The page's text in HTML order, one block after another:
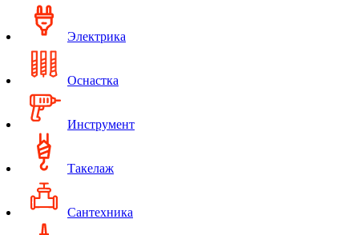
Электрика
Оснастка
Инструмент
Такелаж
Сантехника